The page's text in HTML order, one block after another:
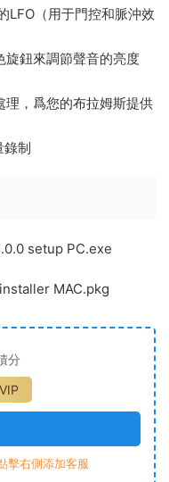
LFO（用于門控和脈沖效
旋鈕來調節聲音的亮度
理，爲您的布拉姆斯提供
制
setup PC.exe
MAC.pkg
分
擊右側添加客服